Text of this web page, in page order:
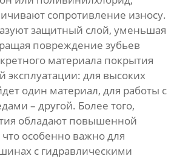
сопротивление износу.
защитный слой, уменьшая
повреждение зубьев
материала покрытия
эксплуатации: для высоких
один материал, для работы с
– другой. Более того,
обладают повышенной
особенно важно для
с гидравлическими